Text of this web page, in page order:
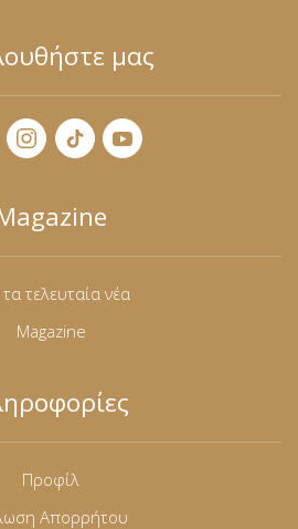
μας
τελευταία νέα
Magazine
Προφίλ
Απορρήτου